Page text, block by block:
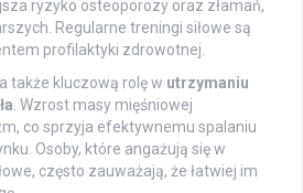
ryzyko osteoporozy oraz złamań,
Regularne treningi siłowe są
profilaktyki zdrowotnej.
także kluczową rolę w utrzymaniu
. Wzrost masy mięśniowej
co sprzyja efektywnemu spalaniu
Osoby, które angażują się w
często zauważają, że łatwiej im